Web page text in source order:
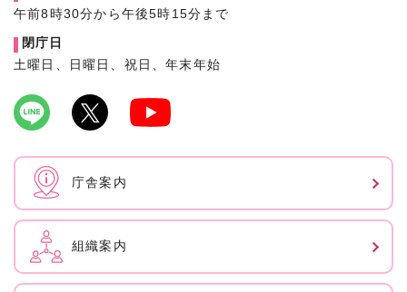
午前8時30分から午後5時15分まで
閉庁日
土曜日、日曜日、祝日、年末年始
庁舎案内
組織案内